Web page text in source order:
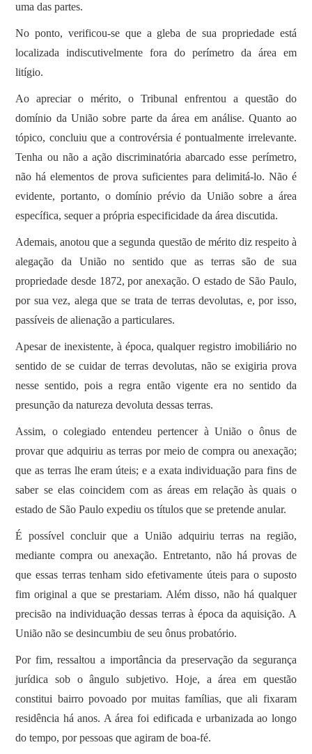
uma das partes.
No ponto, verificou-se que a gleba de sua propriedade está
localizada indiscutivelmente fora do perímetro da área em
litígio.
Ao apreciar o mérito, o Tribunal enfrentou a questão do
domínio da União sobre parte da área em análise. Quanto ao
tópico, concluiu que a controvérsia é pontualmente irrelevante.
Tenha ou não a ação discriminatória abarcado esse perímetro,
não há elementos de prova suficientes para delimitá-lo. Não é
evidente, portanto, o domínio prévio da União sobre a área
específica, sequer a própria especificidade da área discutida.
Ademais, anotou que a segunda questão de mérito diz respeito à
alegação da União no sentido que as terras são de sua
propriedade desde 1872, por anexação. O estado de São Paulo,
por sua vez, alega que se trata de terras devolutas, e, por isso,
passíveis de alienação a particulares.
Apesar de inexistente, à época, qualquer registro imobiliário no
sentido de se cuidar de terras devolutas, não se exigiria prova
nesse sentido, pois a regra então vigente era no sentido da
presunção da natureza devoluta dessas terras.
Assim, o colegiado entendeu pertencer à União o ônus de
provar que adquiriu as terras por meio de compra ou anexação;
que as terras lhe eram úteis; e a exata individuação para fins de
saber se elas coincidem com as áreas em relação às quais o
estado de São Paulo expediu os títulos que se pretende anular.
É possível concluir que a União adquiriu terras na região,
mediante compra ou anexação. Entretanto, não há provas de
que essas terras tenham sido efetivamente úteis para o suposto
fim original a que se prestariam. Além disso, não há qualquer
precisão na individuação dessas terras à época da aquisição. A
União não se desincumbiu de seu ônus probatório.
Por fim, ressaltou a importância da preservação da segurança
jurídica sob o ângulo subjetivo. Hoje, a área em questão
constitui bairro povoado por muitas famílias, que ali fixaram
residência há anos. A área foi edificada e urbanizada ao longo
do tempo, por pessoas que agiram de boa-fé.